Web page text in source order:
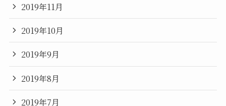
2019年11月
2019年10月
2019年9月
2019年8月
2019年7月